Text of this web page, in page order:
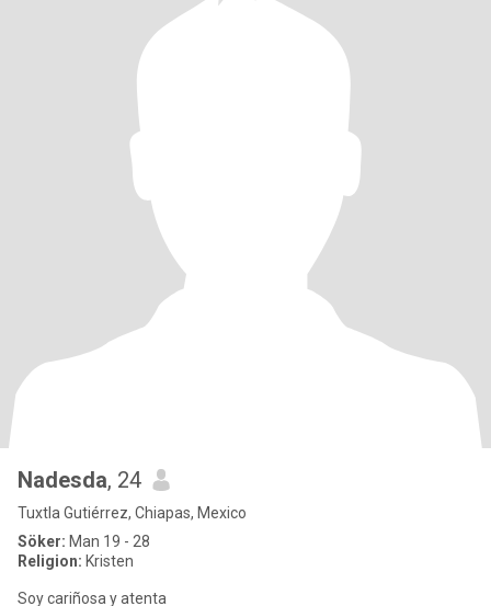
Nadesda, 24
Tuxtla Gutiérrez, Chiapas, Mexico
Söker: Man 19 - 28
Religion: Kristen
Soy cariñosa y atenta